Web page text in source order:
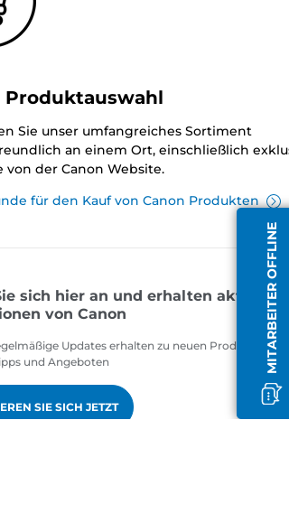
MITARBEITER OFFLINE
Produktauswahl
Sie unser umfangreiches Sortiment
an einem Ort, einschließlich
von der Canon Website.
für den Kauf von Canon Produkten
sich hier an und erhalten aktuelle
von Canon
Updates erhalten zu neuen Produkten,
und Angeboten
SIE SICH JETZT